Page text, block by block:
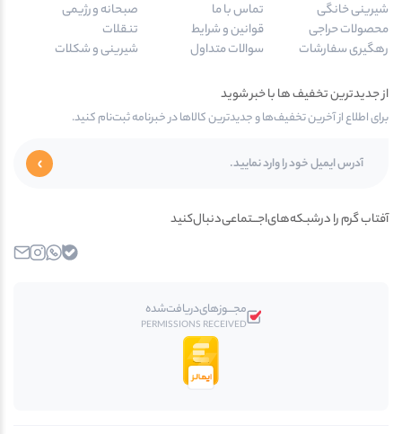
شیرینی خانگی
محصولات حراجی
رهگیری سفارشات
تماس با ما
قوانین و شرایط
سوالات متداول
صبحانه و رژیمی
تنقلات
شیرینی و شکلات
از جدیدترین تخفیف ها با خبر شوید
برای اطلاع از آخرین تخفیف‌ها و جدیدترین کالاها در خبرنامه ثبت‌نام کنید.
آفتاب گرم را در‌‌شبـکه‌های‌اجـــتماعی‌دنبال‌کنید
واتساپ
اینستاگرامایمیل
مجـــوز‌های‌دریافت‌شده
PERMISSIONS RECEIVED